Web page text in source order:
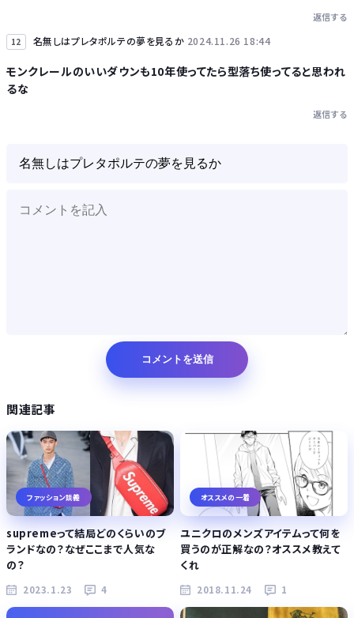
返信する
12 名無しはプレタポルテの夢を見るか 2024.11.26 18:44
モンクレールのいいダウンも10年使ってたら型落ち使ってると思われ
るな
返信する
関連記事
ファッション談義
supremeって結局どのくらいのブ
ランドなの？なぜここまで人気な
の？
2023.1.23 4
オススメの一着
ユニクロのメンズアイテムって何を
買うのが正解なの？オススメ教えて
くれ
2018.11.24 1